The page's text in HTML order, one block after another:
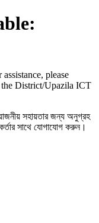
please
the District/Upazila ICT
সহায়তার জন্য অনুগ্রহ
সাথে যোগাযোগ করুন।